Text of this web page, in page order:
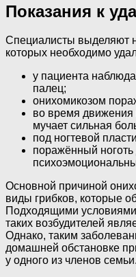
Показания к
Специалисты выделяют
которых необходимо
у пациента
палец;
онихомикозом
во время движения
мучает сильная
под ногтевой
поражённый ноготь
Основной причиной
виды грибков, которые
Подходящими
таких возбудителей
Однако, таким
домашней обстановке
у одного из членов семьи.